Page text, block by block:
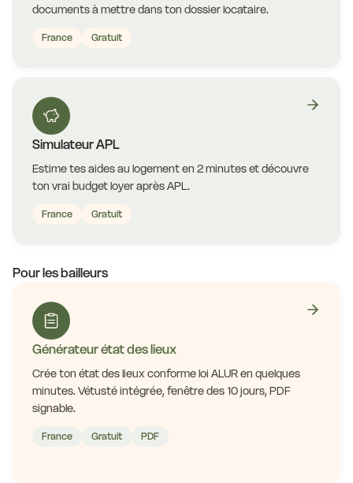
documents à mettre dans ton dossier locataire.
France Gratuit
Simulateur APL
Estime tes aides au logement en 2 minutes et découvre
ton vrai budget loyer après APL.
France Gratuit
Pour les bailleurs
Générateur état des lieux
Crée ton état des lieux conforme loi ALUR en quelques
minutes. Vétusté intégrée, fenêtre des 10 jours, PDF
signable.
France Gratuit PDF